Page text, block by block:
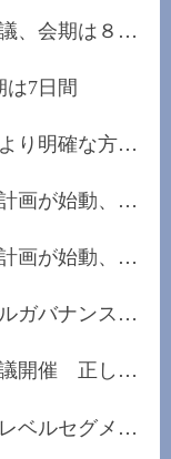
中国の第１４期全人代第４回会議、会期は８日間
は7日間
全国両会、「開かれた中国」により明確な方向性を...
【全国両会展望】第15次五カ年計画が始動、未来産...
【全国両会展望】第15次五カ年計画が始動、「安定...
新華社シンクタンク、グローバルガバナンスの改革...
党の建設活動指導グループが会議開催 正しい政治...
王毅氏が国連人権理事会のハイレベルセグメントに...